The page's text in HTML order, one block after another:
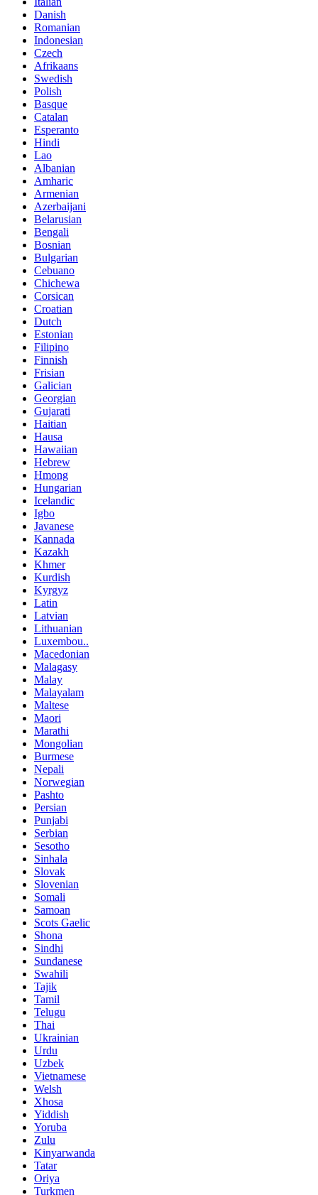
Danish
Romanian
Indonesian
Czech
Afrikaans
Swedish
Polish
Basque
Catalan
Esperanto
Hindi
Lao
Albanian
Amharic
Armenian
Azerbaijani
Belarusian
Bengali
Bosnian
Bulgarian
Cebuano
Chichewa
Corsican
Croatian
Dutch
Estonian
Filipino
Finnish
Frisian
Galician
Georgian
Gujarati
Haitian
Hausa
Hawaiian
Hebrew
Hmong
Hungarian
Icelandic
Igbo
Javanese
Kannada
Kazakh
Khmer
Kurdish
Kyrgyz
Latin
Latvian
Lithuanian
Luxembou..
Macedonian
Malagasy
Malay
Malayalam
Maltese
Maori
Marathi
Mongolian
Burmese
Nepali
Norwegian
Pashto
Persian
Punjabi
Serbian
Sesotho
Sinhala
Slovak
Slovenian
Somali
Samoan
Scots Gaelic
Shona
Sindhi
Sundanese
Swahili
Tajik
Tamil
Telugu
Thai
Ukrainian
Urdu
Uzbek
Vietnamese
Welsh
Xhosa
Yiddish
Yoruba
Zulu
Kinyarwanda
Tatar
Oriya
Turkmen